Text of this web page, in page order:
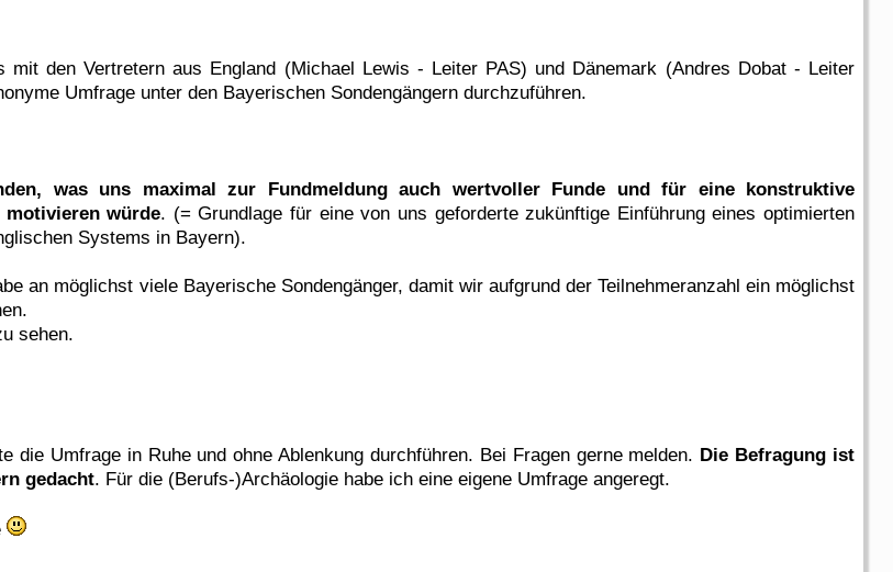
mit den Vertretern aus England (Michael Lewis - Leiter PAS) und Dänemark (Andres Dobat - Leiter
Umfrage unter den Bayerischen Sondengängern durchzuführen.
was uns maximal zur Fundmeldung auch wertvoller Funde und für eine konstruktive
würde. (= Grundlage für eine von uns geforderte zukünftige Einführung eines optimierten
Systems in Bayern).
an möglichst viele Bayerische Sondengänger, damit wir aufgrund der Teilnehmeranzahl ein möglichst
sehen.
die Umfrage in Ruhe und ohne Ablenkung durchführen. Bei Fragen gerne melden. Die Befragung ist
gedacht. Für die (Berufs-)Archäologie habe ich eine eigene Umfrage angeregt.